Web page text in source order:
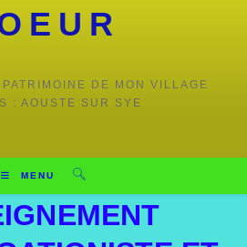
DE MON VILLAGE
: AOUSTE SUR SYE
MENU